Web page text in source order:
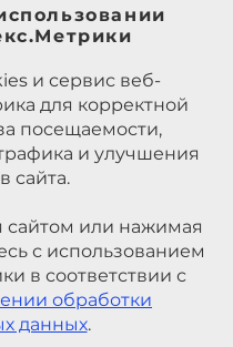
и сервис веб-
для корректной
посещаемости,
и улучшения
сайта.
сайтом или нажимая
с использованием
в соответствии с
обработки
данных.